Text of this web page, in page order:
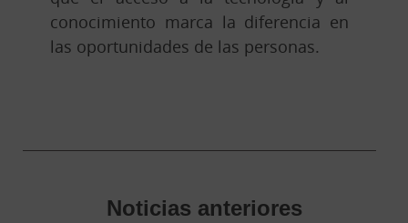
conocimiento marca la diferencia en
las oportunidades de las personas.
Noticias anteriores